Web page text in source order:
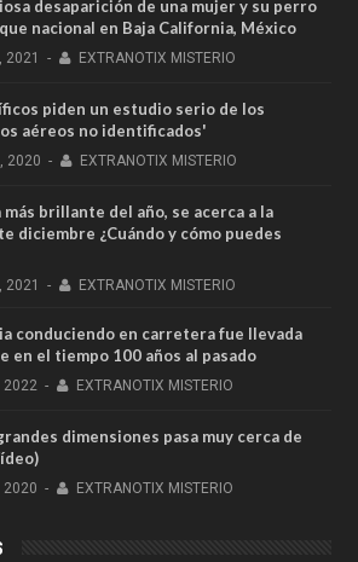
desaparición de una mujer y su perro
nacional en Baja California, México
2021 - EXTRANOTIX MISTERIO
piden un estudio serio de los
aéreos no identificados'
2020 - EXTRANOTIX MISTERIO
más brillante del año, se acerca a la
diciembre ¿Cuándo y cómo puedes
2021 - EXTRANOTIX MISTERIO
conduciendo en carretera fue llevada
en el tiempo 100 años al pasado
2022 - EXTRANOTIX MISTERIO
dimensiones pasa muy cerca de
2020 - EXTRANOTIX MISTERIO